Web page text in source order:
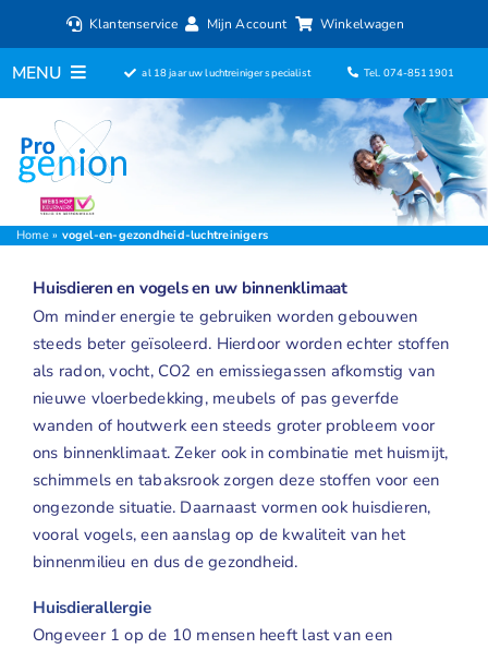
inhoud
Klantenservice Mijn Account Winkelwagen
MENU
Home
Luchtreinigers
Filters
Luchtbevochtigers
Ventilatoren
Ionisators
Aromadiffusers
Geuren
Contact
al 18 jaar uw luchtreiniger specialist Tel. 074-8511901
Home» vogel-en-gezondheid-luchtreinigers
Huisdieren en vogels en uw binnenklimaat
Om minder energie te gebruiken worden gebouwen
steeds beter geïsoleerd. Hierdoor worden echter stoffen
als radon, vocht, CO2 en emissiegassen afkomstig van
nieuwe vloerbedekking, meubels of pas geverfde
wanden of houtwerk een steeds groter probleem voor
ons binnenklimaat. Zeker ook in combinatie met huismijt,
schimmels en tabaksrook zorgen deze stoffen voor een
ongezonde situatie. Daarnaast vormen ook huisdieren,
vooral vogels, een aanslag op de kwaliteit van het
binnenmilieu en dus de gezondheid.
Huisdierallergie
Ongeveer 1 op de 10 mensen heeft last van een